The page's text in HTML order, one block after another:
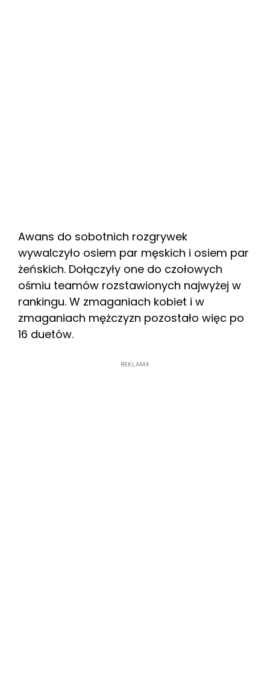
Awans do sobotnich rozgrywek
wywalczyło osiem par męskich i osiem par
żeńskich. Dołączyły one do czołowych
ośmiu teamów rozstawionych najwyżej w
rankingu. W zmaganiach kobiet i w
zmaganiach mężczyzn pozostało więc po
16 duetów.
REKLAMA